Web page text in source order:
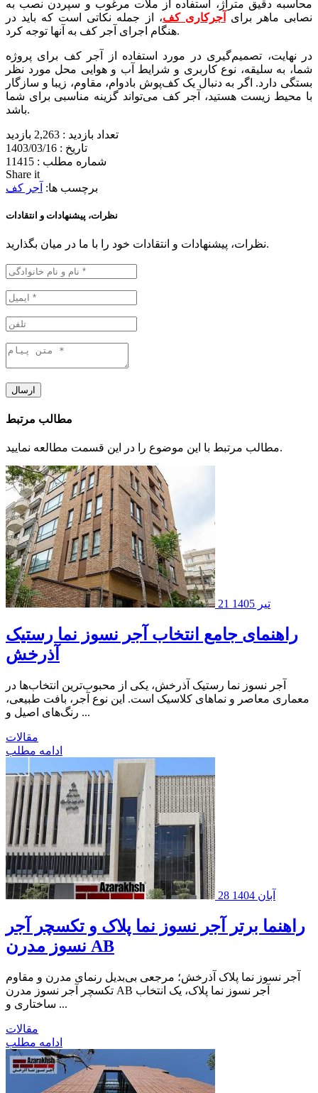
محاسبه دقیق متراژ، استفاده از ملات مرغوب و سپردن نصب به
نصابی ماهر برای
آجرکاری کف، از جمله نکاتی است که باید در
هنگام اجرای آجر کف به آنها توجه کرد.
در نهایت، تصمیم‌گیری در مورد استفاده از آجر کف برای پروژه
شما، به سلیقه، نوع کاربری و شرایط آب و هوایی محل مورد نظر
بستگی دارد. اگر به دنبال یک کف‌پوش بادوام، مقاوم، زیبا و سازگار
با محیط زیست هستید، آجر کف می‌تواند گزینه مناسبی برای شما
باشد.
تعداد بازدید :
تاریخ : 1403/03/16
شماره مطلب : 11415
Share it
برچسب ها: آجر کف
نظرات، پیشنهادات و انتقادات
نظرات، پیشنهادات و انتقادات خود را با ما در میان بگذارید.
ارسال
مطالب مرتبط
مطالب مرتبط با این موضوع را در این قسمت مطالعه نمایید.
21 تیر 1405
راهنمای جامع‌ انتخاب آجر نسوز نما رستیک
آذرخش
آجر نسوز نما رستیک آذرخش، یکی از محبوب‌ترین انتخاب‌ها در
معماری معاصر و نماهای کلاسیک است. این نوع آجر، بافت طبیعی،
رنگ‌های اصیل و ...
مقالات
ادامه مطلب
28 آبان 1404
راهنما برتر آجر نسوز نما پلاک و تکسچر آجر
نسوز مدرن AB
آجر نسوز نما پلاک آذرخش؛ مرجعی بی‌بدیل رنمای مدرن و مقاوم
تکسچر آجر نسوز مدرن AB آجر نسوز نما پلاک، یک انتخاب
ساختاری و ...
مقالات
ادامه مطلب